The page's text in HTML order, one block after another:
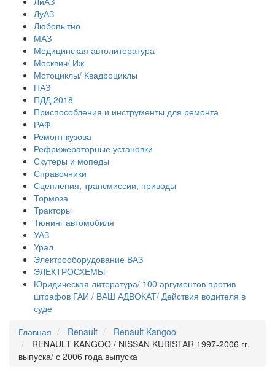
ЛуАЗ
Любопытно
МАЗ
Медицинская автолитература
Москвич/ Иж
Мотоциклы/ Квадроциклы
ПАЗ
ПДД 2018
Приспособления и инструменты для ремонта
РАФ
Ремонт кузова
Рефрижераторные установки
Скутеры и мопеды
Справочники
Сцепления, трансмиссии, приводы
Тормоза
Тракторы
Тюнинг автомобиля
УАЗ
Урал
Электрооборудование ВАЗ
ЭЛЕКТРОСХЕМЫ
Юридическая литература/ 100 аргументов против
штрафов ГАИ / ВАШ АДВОКАТ/ Действия водителя в
суде
Главная
Renault
Renault Kangoo
RENAULT KANGOO / NISSAN KUBISTAR 1997-2006 гг.
выпуска/ с 2006 года выпуска